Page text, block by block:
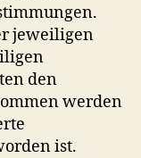
jeweiligen
den
werden
ist.